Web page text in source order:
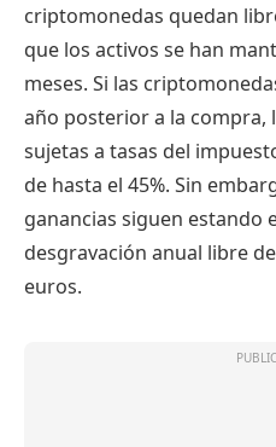
criptomonedas quedan
que los activos se han
meses. Si las
año posterior a la compra,
sujetas a tasas del
de hasta el 45%. Sin
ganancias siguen estando
desgravación anual libre
euros.